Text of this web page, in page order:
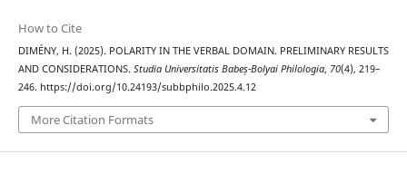
How to Cite
DIMÉNY, H. (2025). POLARITY IN THE VERBAL DOMAIN. PRELIMINARY RESULTS
AND CONSIDERATIONS. Studia Universitatis Babeș-Bolyai Philologia, 70(4), 219–
246. https://doi.org/10.24193/subbphilo.2025.4.12
More Citation Formats